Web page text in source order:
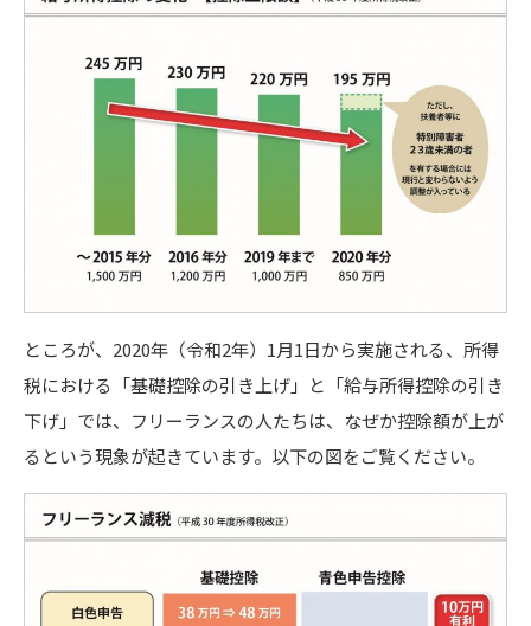
ところが、2020年（令和2年）1月1日から実施される、所得
税における「基礎控除の引き上げ」と「給与所得控除の引き
下げ」では、フリーランスの人たちは、なぜか控除額が上が
るという現象が起きています。以下の図をご覧ください。